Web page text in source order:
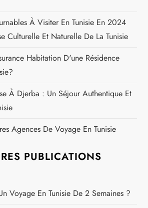
À Visiter En Tunisie En 2024
Culturelle Et Naturelle De La Tunisie
Habitation D'une Résidence
À Djerba : Un Séjour Authentique Et
Agences De Voyage En Tunisie
PUBLICATIONS
Voyage En Tunisie De 2 Semaines ?